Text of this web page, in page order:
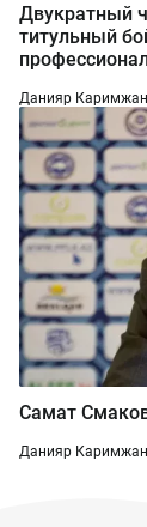
Двукратный
титульный
Данияр Каримжан
Самат
Данияр Каримжан